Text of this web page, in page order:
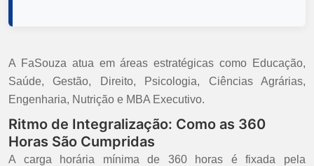
A FaSouza atua em áreas estratégicas como Educação,
Saúde, Gestão, Direito, Psicologia, Ciências Agrárias,
Engenharia, Nutrição e MBA Executivo.
Ritmo de Integralização: Como as 360
Horas São Cumpridas
A carga horária mínima de 360 horas é fixada pela